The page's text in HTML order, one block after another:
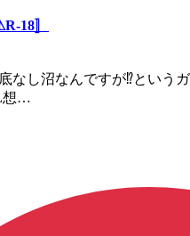
18〛
なし沼なんですが⁉️という
想…